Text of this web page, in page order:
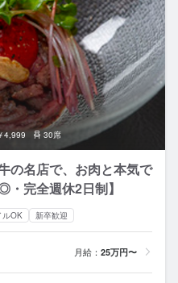
4,999 30席
の名店で、お肉と本気で
完全週休2日制】
ルOK 新卒歓迎
月給： 25万円〜